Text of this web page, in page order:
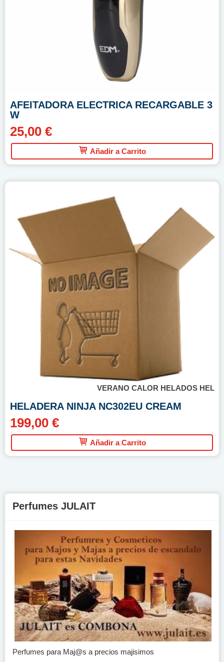
Perfumes JULAIT
Perfumes para Maj@s a precios majisimos
AFEITADORA ELECTRICA RECARGABLE 3
W
25,00 €
Añadir a Carrito
VERANO CALOR HELADOS HEL
HELADERA NINJA NC302EU CREAM
199,00 €
Añadir a Carrito